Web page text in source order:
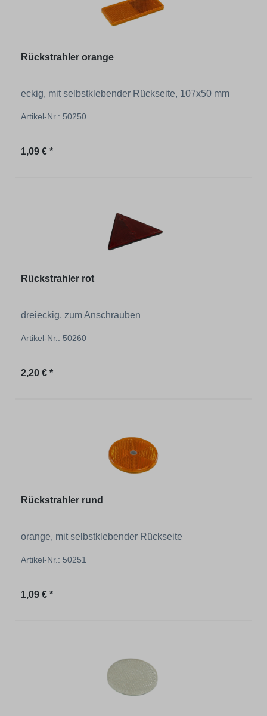
Rückstrahler orange
eckig, mit selbstklebender Rückseite, 107x50 mm
Artikel-Nr.: 50250
Regulärer Preis:
1,09 € *
Rückstrahler rot
dreieckig, zum Anschrauben
Artikel-Nr.: 50260
Regulärer Preis:
2,20 € *
Rückstrahler rund
orange, mit selbstklebender Rückseite
Artikel-Nr.: 50251
Regulärer Preis:
1,09 € *